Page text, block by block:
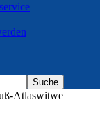
Atlaswitwe